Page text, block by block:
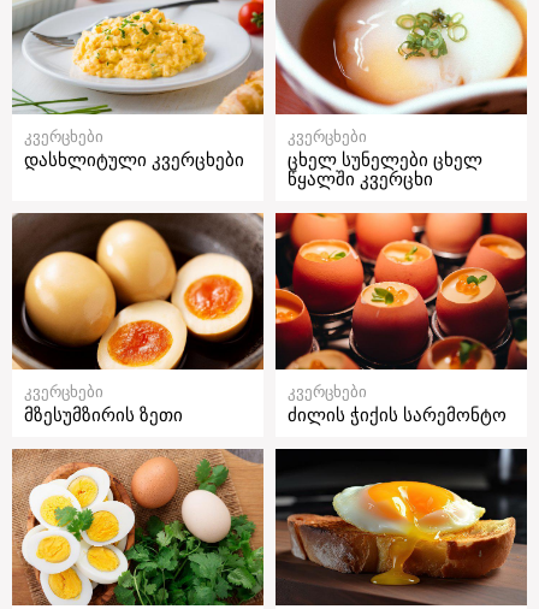
კვერცხები
დასხლიტული კვერცხები
კვერცხები
ცხელ სუნელები ცხელ
წყალში კვერცხი
კვერცხები
მზესუმზირის ზეთი
კვერცხები
ძილის ჭიქის სარემონტო